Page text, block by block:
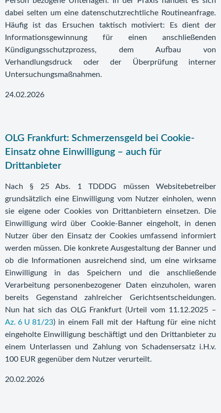
dabei selten um eine datenschutzrechtliche Routineanfrage.
Häufig ist das Ersuchen taktisch motiviert: Es dient der
Informationsgewinnung für einen anschließenden
Kündigungsschutzprozess, dem Aufbau von
Verhandlungsdruck oder der Überprüfung interner
Untersuchungsmaßnahmen.
24.02.2026
OLG Frankfurt: Schmerzensgeld bei Cookie-
Einsatz ohne Einwilligung – auch für
Drittanbieter
Nach § 25 Abs. 1 TDDDG müssen Websitebetreiber
grundsätzlich eine Einwilligung vom Nutzer einholen, wenn
sie eigene oder Cookies von Drittanbietern einsetzen. Die
Einwilligung wird über Cookie-Banner eingeholt, in denen
Nutzer über den Einsatz der Cookies umfassend informiert
werden müssen. Die konkrete Ausgestaltung der Banner und
ob die Informationen ausreichend sind, um eine wirksame
Einwilligung in das Speichern und die anschließende
Verarbeitung personenbezogener Daten einzuholen, waren
bereits Gegenstand zahlreicher Gerichtsentscheidungen.
Nun hat sich das OLG Frankfurt (Urteil vom 11.12.2025 –
Az. 6 U 81/23) in einem Fall mit der Haftung für eine nicht
eingeholte Einwilligung beschäftigt und den Drittanbieter zu
einem Unterlassen und Zahlung von Schadensersatz i.H.v.
100 EUR gegenüber dem Nutzer verurteilt.
20.02.2026